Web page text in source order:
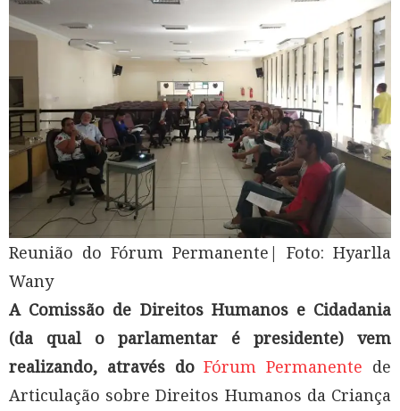
Reunião do Fórum Permanente| Foto: Hyarlla
Wany
A Comissão de Direitos Humanos e Cidadania
(da qual o parlamentar é presidente) vem
realizando, através do Fórum Permanente de
Articulação sobre Direitos Humanos da Criança